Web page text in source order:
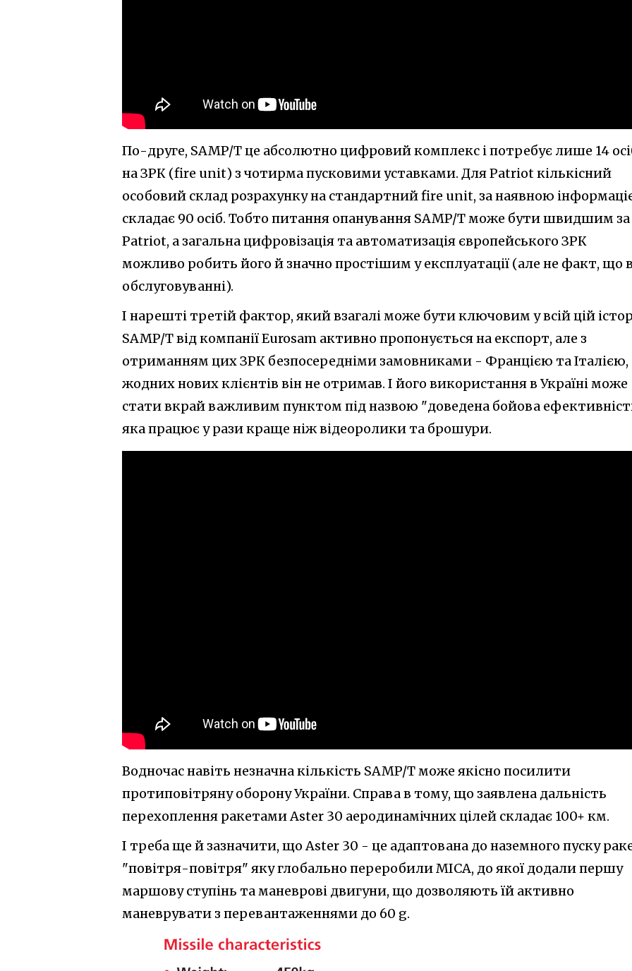
По-друге, SAMP/T це абсолютно цифровий комплекс і потребує лише 14
на ЗРК (fire unit) з чотирма пусковими уставками. Для Patriot кількісний
особовий склад розрахунку на стандартний fire unit, за наявною
складає 90 осіб. Тобто питання опанування SAMP/T може бути швидшим за
Patriot, а загальна цифровізація та автоматизація європейського ЗРК
можливо робить його й значно простішим у експлуатації (але не факт, що
обслуговуванні).
І нарешті третій фактор, який взагалі може бути ключовим у всій цій
SAMP/T від компанії Eurosam активно пропонується на експорт, але з
отриманням цих ЗРК безпосередніми замовниками - Францією та Італією,
жодних нових клієнтів він не отримав. І його використання в Україні може
стати вкрай важливим пунктом під назвою "доведена бойова
яка працює у рази краще ніж відеоролики та брошури.
Водночас навіть незначна кількість SAMP/T може якісно посилити
протиповітряну оборону України. Справа в тому, що заявлена дальність
перехоплення ракетами Aster 30 аеродинамічних цілей складає 100+ км.
І треба ще й зазначити, що Aster 30 - це адаптована до наземного пуску
"повітря-повітря" яку глобально переробили MICA, до якої додали першу
маршову ступінь та маневрові двигуни, що дозволяють їй активно
маневрувати з перевантаженнями до 60 g.